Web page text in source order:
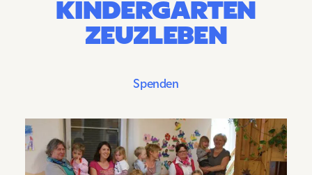
KINDERGARTEN
ZEUZLEBEN
Spenden